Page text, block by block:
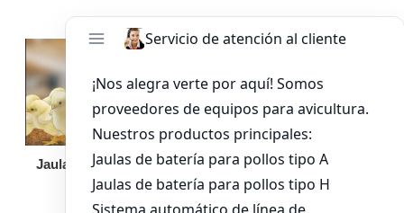
Jaula de pollo pollita
Bandeja de
alimentación para
pollos de engorde